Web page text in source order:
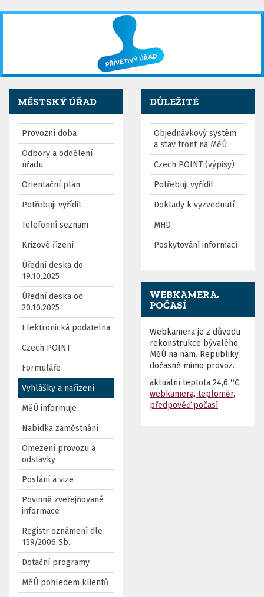
MĚSTSKÝ ÚŘAD
Provozní doba
Odbory a oddělení
úřadu
Orientační plán
Potřebuji vyřídit
Telefonní seznam
Krizové řízení
Úřední deska do
19.10.2025
Úřední deska od
20.10.2025
Elektronická podatelna
Czech POINT
Formuláře
Vyhlášky a nařízení
MěÚ informuje
Nabídka zaměstnání
Omezení provozu a
odstávky
Poslání a vize
Povinně zveřejňované
informace
Registr oznámení dle
159/2006 Sb.
Dotační programy
MěÚ pohledem klientů
DŮLEŽITÉ
Objednávkový systém
a stav front na MěÚ
Czech POINT (výpisy)
Potřebuji vyřídit
Doklady k vyzvednutí
MHD
Poskytování informací
WEBKAMERA,
POČASÍ
Webkamera je z důvodu
rekonstrukce bývalého
MěÚ na nám. Republiky
dočasně mimo provoz.
aktuální teplota 24,6 oC
webkamera, teploměr,
předpověď počasí